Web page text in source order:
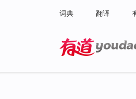
词典 翻译